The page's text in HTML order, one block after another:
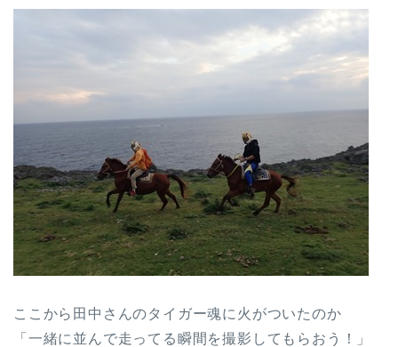
ここから田中さんのタイガー魂に火がついたのか
「一緒に並んで走ってる瞬間を撮影してもらおう！」